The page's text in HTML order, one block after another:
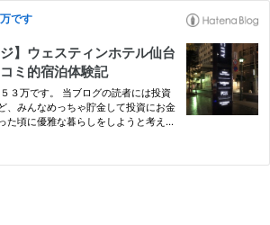
です
】ウェスティンホテル仙台
ミ的宿泊体験記
３万です。 当ブログの読者には投資
、みんなめっちゃ貯金して投資にお金
た頃に優雅な暮らしをしようと考えて
かを徹底的に思い知らせるのが当ブ